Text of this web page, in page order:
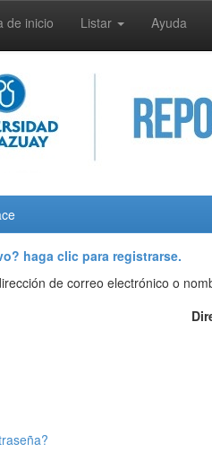
de inicio Listar Ayuda
haga clic para registrarse.
de correo electrónico o